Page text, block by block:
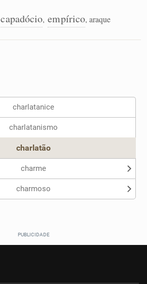
capadócio, empírico, araque
charlatanice
charlatanismo
charlatão
charme
charmoso